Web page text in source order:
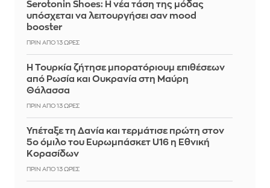
Serotonin Shoes: Η νέα τάση της μόδας
υπόσχεται να λειτουργήσει σαν mood
booster
ΠΡΙΝ ΑΠΌ 13 ΏΡΕΣ
Η Τουρκία ζήτησε μπορατόριουμ επιθέσεων
από Ρωσία και Ουκρανία στη Μαύρη
Θάλασσα
ΠΡΙΝ ΑΠΌ 13 ΏΡΕΣ
Υπέταξε τη Δανία και τερμάτισε πρώτη στον
5ο όμιλο του Ευρωμπάσκετ U16 η Εθνική
Κορασίδων
ΠΡΙΝ ΑΠΌ 13 ΏΡΕΣ